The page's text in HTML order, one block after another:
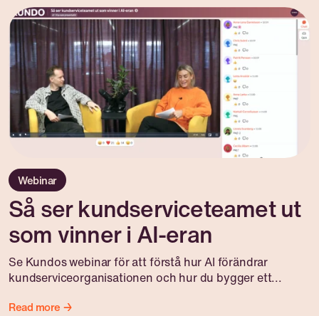
Webinar
Så ser kundserviceteamet ut
som vinner i AI-eran
Se Kundos webinar för att förstå hur AI förändrar
kundserviceorganisationen och hur du bygger ett...
Read more →